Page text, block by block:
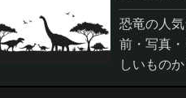
恐竜の人
前・写真
しいもの
ノサウル